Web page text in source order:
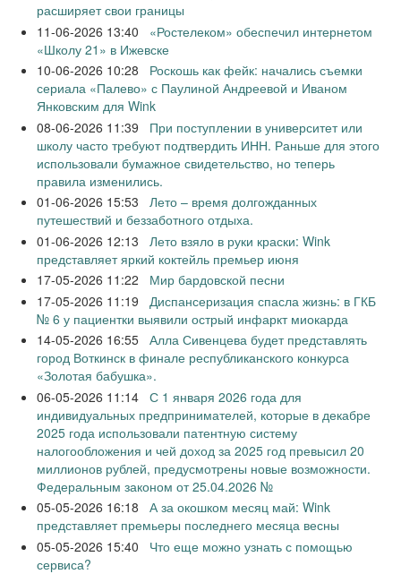
расширяет свои границы
11-06-2026 13:40
«Ростелеком» обеспечил интернетом
«Школу 21» в Ижевске
10-06-2026 10:28
Роскошь как фейк: начались съемки
сериала «Палево» с Паулиной Андреевой и Иваном
Янковским для Wink
08-06-2026 11:39
При поступлении в университет или
школу часто требуют подтвердить ИНН. Раньше для этого
использовали бумажное свидетельство, но теперь
правила изменились.
01-06-2026 15:53
Лето – время долгожданных
путешествий и беззаботного отдыха.
01-06-2026 12:13
Лето взяло в руки краски: Wink
представляет яркий коктейль премьер июня
17-05-2026 11:22
Мир бардовской песни
17-05-2026 11:19
Диспансеризация спасла жизнь: в ГКБ
№ 6 у пациентки выявили острый инфаркт миокарда
14-05-2026 16:55 Алла Сивенцева будет представлять
город Воткинск в финале республиканского конкурса
«Золотая бабушка».
06-05-2026 11:14 С 1 января 2026 года для
индивидуальных предпринимателей, которые в декабре
2025 года использовали патентную систему
налогообложения и чей доход за 2025 год превысил 20
миллионов рублей, предусмотрены новые возможности.
Федеральным законом от 25.04.2026 №
05-05-2026 16:18
А за окошком месяц май: Wink
представляет премьеры последнего месяца весны
05-05-2026 15:40
Что еще можно узнать с помощью
сервиса?